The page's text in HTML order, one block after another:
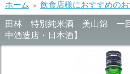
ホーム
> 飲食店様におすすめの
田林 特別純米酒 美山錦 一
中酒造店・日本酒】